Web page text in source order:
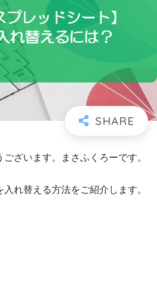
ざいます。まさふくろーです。
れ替える方法をご紹介します。